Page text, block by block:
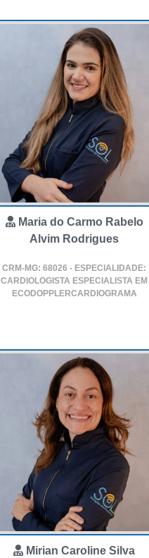
Maria do Carmo Rabelo
Alvim Rodrigues
CRM-MG: 68026 - ESPECIALIDADE:
CARDIOLOGISTA ESPECIALISTA EM
ECODOPPLERCARDIOGRAMA
Mirian Caroline Silva